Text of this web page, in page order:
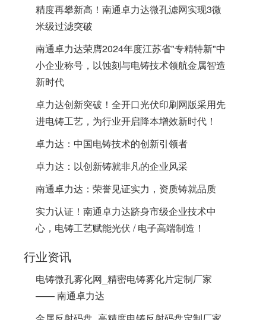
精度再攀新高！南通卓力达微孔滤网实现3微
米级过滤突破
南通卓力达荣膺2024年度江苏省"专精特新"中
小企业称号，以蚀刻与电铸技术领航金属智造
新时代
卓力达创新突破！全开口光伏印刷网版采用先
进电铸工艺，为行业开启降本增效新时代！
卓力达：中国电铸技术的创新引领者
​卓力达：以创新铸就非凡的企业风采
南通卓力达：荣誉见证实力，资质铸就品质
实力认证！南通卓力达跻身市级企业技术中
心，电铸工艺赋能光伏 / 电子高端制造！
行业资讯
电铸微孔雾化网_精密电铸雾化片定制厂家
—— 南通卓力达